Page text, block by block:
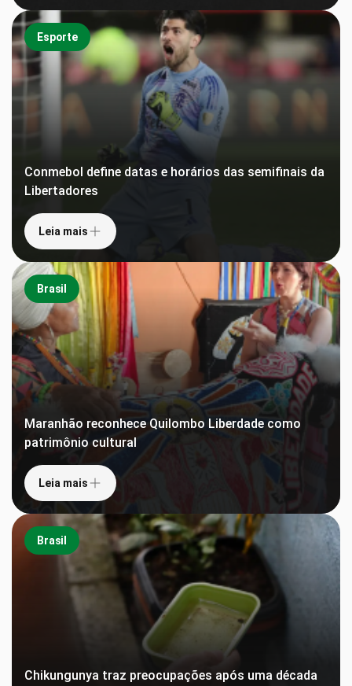
Esporte
Conmebol define datas e horários das semifinais da
Libertadores
Leia mais
Brasil
Maranhão reconhece Quilombo Liberdade como
patrimônio cultural
Leia mais
Brasil
Chikungunya traz preocupações após uma década